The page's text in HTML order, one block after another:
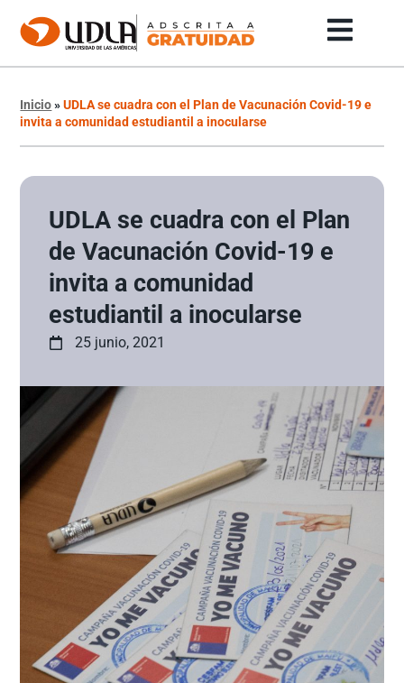
Inicio»UDLA se cuadra con el Plan de Vacunación Covid-19 e
invita a comunidad estudiantil a inocularse
UDLA se cuadra con el Plan
de Vacunación Covid-19 e
invita a comunidad
estudiantil a inocularse
25 junio, 2021